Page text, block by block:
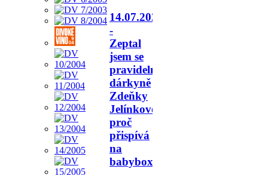
14.07.2026
-
Zeptal
jsem se
pravidelné
dárkyně
Zdeňky
Jelínkové,
proč
přispívá
na
babybox.